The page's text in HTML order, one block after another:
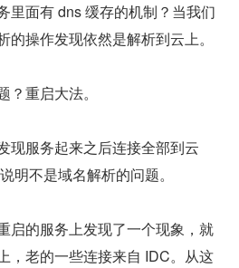
里面有 dns 缓存的机制？当我们
操作发现依然是解析到云上。
重启大法。
现服务起来之后连接全部到云
明不是域名解析的问题。
启的服务上发现了一个现象，就
，老的一些连接来自 IDC。从这